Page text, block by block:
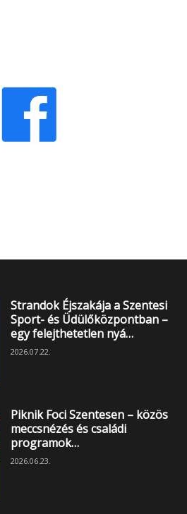
Strandok Éjszakája a Szentesi
Sport- és Üdülőközpontban –
egy felejthetetlen nyá…
2026.07.22.
Piknik Foci Szentesen – közös
meccsnézés és családi
programok…
2026.06.23.